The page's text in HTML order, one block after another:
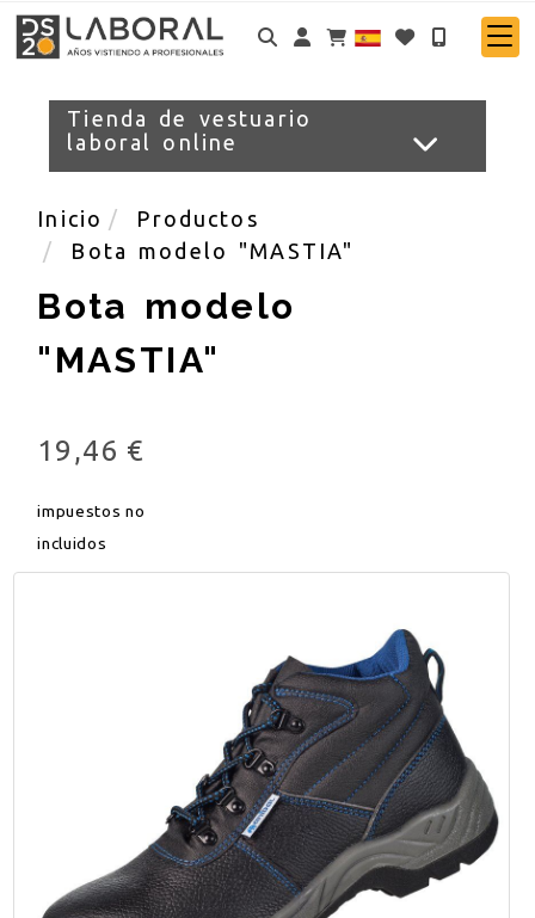
Identifícate
Tienda de vestuario
laboral online
Inicio
Productos
Bota modelo "MASTIA"
Bota modelo
"MASTIA"
19,46 €
impuestos no
incluidos